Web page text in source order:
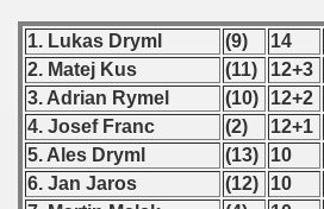
1. Lukas Dryml (9) 14
2. Matej Kus
(11) 12+3
3. Adrian Rymel
(10) 12+2
4. Josef Franc
(2) 12+1
5. Ales Dryml
(13) 10
6. Jan Jaros
(12) 10
- 1991
- 1992
- 1993
- 1994